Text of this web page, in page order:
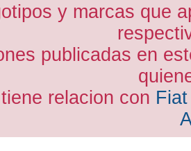
y marcas que
publicadas en
relacion con